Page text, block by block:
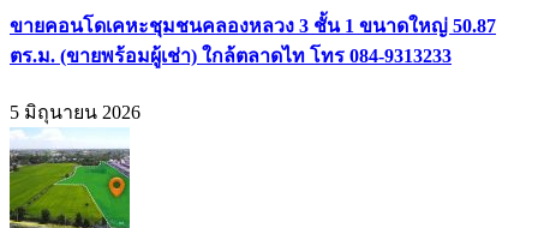
ขายคอนโดเคหะชุมชนคลองหลวง 3 ชั้น 1 ขนาดใหญ่ 50.87
ตร.ม. (ขายพร้อมผู้เช่า) ใกล้ตลาดไท โทร 084-9313233
5 มิถุนายน 2026